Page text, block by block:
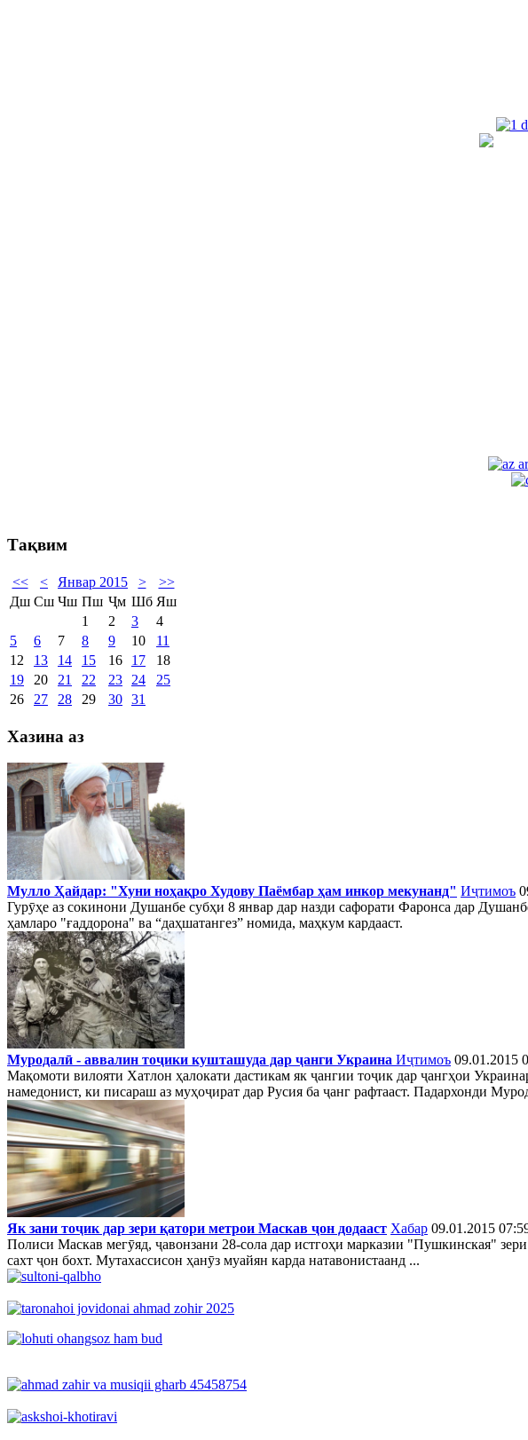
Тақвим
<< < Январ 2015 >
>>
Дш Сш Чш Пш Ҷм Шб Яш
1
2 3
4
5
6 7 8 9 10
11
12
13 14 15 16 17
18
19
20 21 22 23 24
25
26
27 28 29 30 31
Хазина аз
Мулло Ҳайдар: "Хуни ноҳақро Худову Паёмбар ҳам инкор мекунанд" Иҷтимоъ
Гурӯҳе аз сокинони Душанбе субҳи 8 январ дар назди сафорати Фаронса дар
ҳамларо "ғаддорона" ва “даҳшатангез” номида, маҳкум кардааст.
Муродалӣ - аввалин тоҷики кушташуда дар ҷанги Украина Иҷтимоъ 09.01.2015
Мақомоти вилояти Хатлон ҳалокати дастикам як ҷангии тоҷик дар ҷангҳои
намедонист, ки писараш аз муҳоҷират дар Русия ба ҷанг рафтааст. Падархонди
Як зани тоҷик дар зери қатори метрои Маскав ҷон додааст Хабар 09.01.2015
Полиси Маскав мегӯяд, ҷавонзани 28-сола дар истгоҳи марказии "Пушкинская"
сахт ҷон бохт. Мутахассисон ҳанӯз муайян карда натавонистаанд ...